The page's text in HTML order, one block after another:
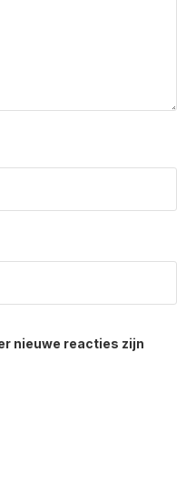
nieuwe reacties zijn